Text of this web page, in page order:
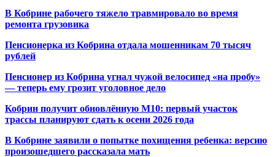
В Кобрине рабочего тяжело травмировало во время
ремонта грузовика
Пенсионерка из Кобрина отдала мошенникам 70 тысяч
рублей
Пенсионер из Кобрина угнал чужой велосипед «на пробу»
— теперь ему грозит уголовное дело
Кобрин получит обновлённую М10: первый участок
трассы планируют сдать к осени 2026 года
В Кобрине заявили о попытке похищения ребенка: версию
произошедшего рассказала мать